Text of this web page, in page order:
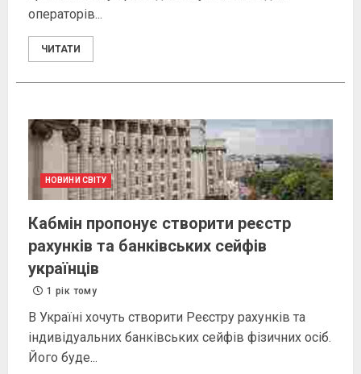
операторів...
ЧИТАТИ
НОВИНИ СВІТУ
Кабмін пропонує створити реєстр
рахунків та банківських сейфів
українців
1 рік тому
В Україні хочуть створити Реєстру рахунків та
індивідуальних банківських сейфів фізичних осіб.
Його буде...